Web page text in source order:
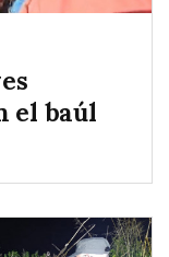
el baúl